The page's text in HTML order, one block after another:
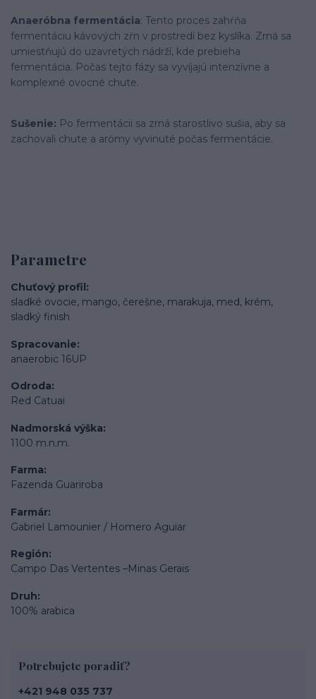
Anaeróbna fermentácia: Tento proces zahŕňa
fermentáciu kávových zŕn v prostredí bez kyslíka. Zrná sa
umiestňujú do uzavretých nádrží, kde prebieha
fermentácia. Počas tejto fázy sa vyvíjajú intenzívne a
komplexné ovocné chute.
Sušenie: Po fermentácii sa zrná starostlivo sušia, aby sa
zachovali chute a arómy vyvinuté počas fermentácie.
Parametre
Chuťový profil
sladké ovocie, mango, čerešne, marakuja, med, krém,
sladký finish
Spracovanie
anaerobic 16UP
Odroda
Red Catuai
Nadmorská výška
1100 m.n.m.
Farma
Fazenda Guariroba
Farmár
Gabriel Lamounier / Homero Aguiar
Región
Campo Das Vertentes –Minas Gerais
Druh
100% arabica
Potrebujete poradiť?
+421 948 035 737